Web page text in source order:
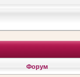
Форум